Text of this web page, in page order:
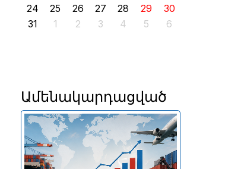
24
25 26 27 28 29
30
31
1 2 3 4 5 6
Ամենակարդացված
Հայկական ապրանքների՝ ՌԴ
արտահանման կրճատման
կամ դադարեցման դեպքում
ռիսկի տակ կարող է հայտնվել